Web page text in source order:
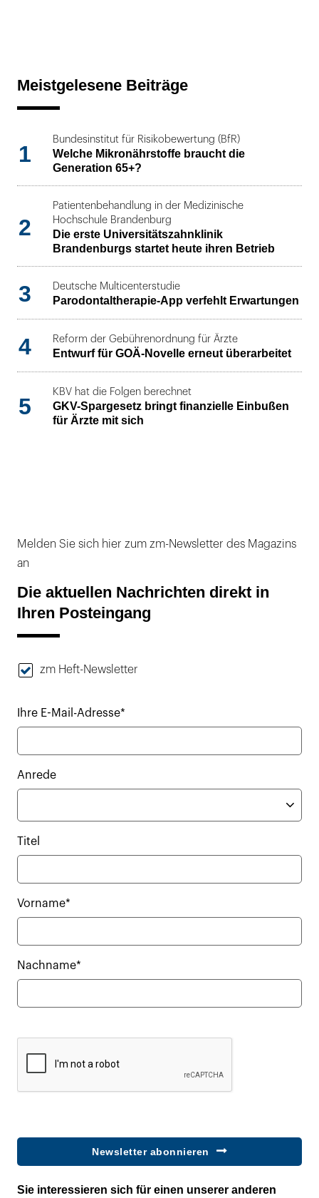
Meistgelesene Beiträge
1
Bundesinstitut für Risikobewertung (BfR)
Welche Mikronährstoffe braucht die
Generation 65+?
2
Patientenbehandlung in der Medizinische
Hochschule Brandenburg
Die erste Universitätszahnklinik
Brandenburgs startet heute ihren Betrieb
3 Deutsche Multicenterstudie
Parodontaltherapie-App verfehlt Erwartungen
4 Reform der Gebührenordnung für Ärzte
Entwurf für GOÄ-Novelle erneut überarbeitet
5
KBV hat die Folgen berechnet
GKV-Spargesetz bringt finanzielle Einbußen
für Ärzte mit sich
Melden Sie sich hier zum zm-Newsletter des Magazins
an
Die aktuellen Nachrichten direkt in
Ihren Posteingang
zm Heft-Newsletter
Ihre E-Mail-Adresse*
Anrede
Titel
Vorname*
Nachname*
Newsletter abonnieren
Sie interessieren sich für einen unserer anderen